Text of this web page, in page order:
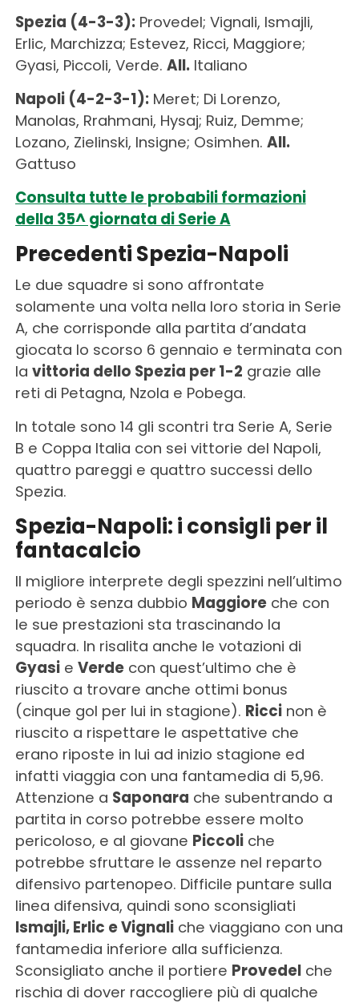
Spezia (4-3-3):Provedel; Vignali, Ismajli,
Erlic, Marchizza; Estevez, Ricci, Maggiore;
Gyasi, Piccoli, Verde. All. Italiano
Napoli (4-2-3-1):Meret; Di Lorenzo,
Manolas, Rrahmani, Hysaj; Ruiz, Demme;
Lozano, Zielinski, Insigne; Osimhen. All.
Gattuso
Consulta tutte le probabili formazioni
della 35^ giornata di Serie A
Precedenti Spezia-Napoli
Le due squadre si sono affrontate
solamente una volta nella loro storia in Serie
A, che corrisponde alla partita d’andata
giocata lo scorso 6 gennaio e terminata con
la vittoria dello Spezia per 1-2 grazie alle
reti di Petagna, Nzola e Pobega.
In totale sono 14 gli scontri tra Serie A, Serie
B e Coppa Italia con sei vittorie del Napoli,
quattro pareggi e quattro successi dello
Spezia.
Spezia-Napoli: i consigli per il
fantacalcio
Il migliore interprete degli spezzini nell’ultimo
periodo è senza dubbio Maggioreche con
le sue prestazioni sta trascinando la
squadra. In risalita anche le votazioni di
Gyasie Verdecon quest’ultimo che è
riuscito a trovare anche ottimi bonus
(cinque gol per lui in stagione). Riccinon è
riuscito a rispettare le aspettative che
erano riposte in lui ad inizio stagione ed
infatti viaggia con una fantamedia di 5,96.
Attenzione a Saponara che subentrando a
partita in corso potrebbe essere molto
pericoloso, e al giovane Piccoliche
potrebbe sfruttare le assenze nel reparto
difensivo partenopeo. Difficile puntare sulla
linea difensiva, quindi sono sconsigliati
Ismajli, Erlic e Vignaliche viaggiano con una
fantamedia inferiore alla sufficienza.
Sconsigliato anche il portiere Provedelche
rischia di dover raccogliere più di qualche